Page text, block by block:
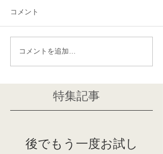
コメント
コメントを追加…
特集記事
後でもう一度お試し